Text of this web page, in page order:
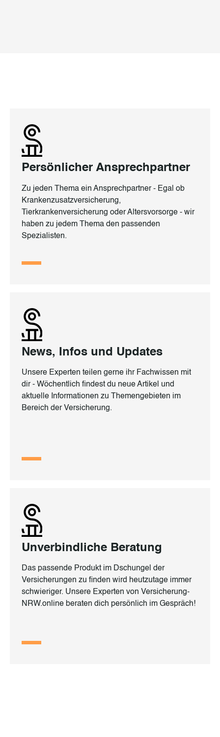
Persönlicher Ansprechpartner
Zu jeden Thema ein Ansprechpartner - Egal ob
Krankenzusatzversicherung,
Tierkrankenversicherung oder Altersvorsorge - wir
haben zu jedem Thema den passenden
Spezialisten.
News, Infos und Updates
Unsere Experten teilen gerne ihr Fachwissen mit
dir - Wöchentlich findest du neue Artikel und
aktuelle Informationen zu Themengebieten im
Bereich der Versicherung.
Unverbindliche Beratung
Das passende Produkt im Dschungel der
Versicherungen zu finden wird heutzutage immer
schwieriger. Unsere Experten von Versicherung-
NRW.online beraten dich persönlich im Gespräch!